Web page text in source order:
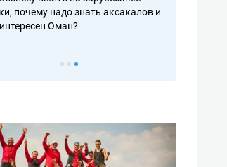
почему надо знать аксакалов и
Оман?